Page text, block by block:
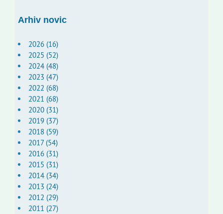
Arhiv novic
2026 (16)
2025 (52)
2024 (48)
2023 (47)
2022 (68)
2021 (68)
2020 (31)
2019 (37)
2018 (59)
2017 (54)
2016 (31)
2015 (31)
2014 (34)
2013 (24)
2012 (29)
2011 (27)